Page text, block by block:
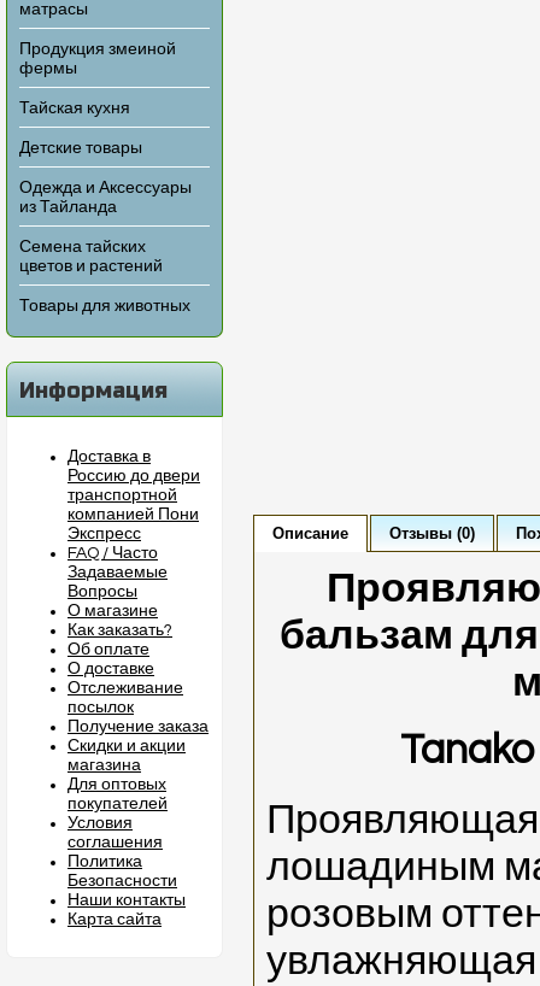
матрасы
Продукция змеиной
фермы
Тайская кухня
Детские товары
Одежда и Аксессуары
из Тайланда
Семена тайских
цветов и растений
Товары для животных
Информация
Доставка в
Россию до двери
транспортной
компанией Пони
Экспресс
FAQ / Часто
Задаваемые
Вопросы
О магазине
Как заказать?
Об оплате
О доставке
Отслеживание
посылок
Получение заказа
Скидки и акции
магазина
Для оптовых
покупателей
Условия
соглашения
Политика
Безопасности
Наши контакты
Карта сайта
Описание Отзывы (0)
бальзам
лошадиным
розовым
увлажняющая